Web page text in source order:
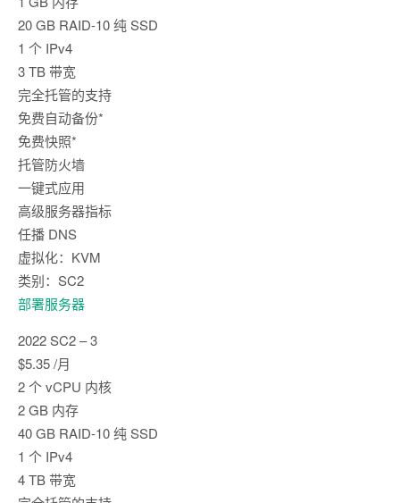
20 GB RAID-10 纯 SSD
1 个 IPv4
3 TB 带宽
完全托管的支持
免费自动备份*
免费快照*
托管防火墙
一键式应用
高级服务器指标
任播 DNS
虚拟化：KVM
类别：SC2
部署服务器
2022 SC2 – 3
$5.35 /月
2 个 vCPU 内核
2 GB 内存
40 GB RAID-10 纯 SSD
1 个 IPv4
4 TB 带宽